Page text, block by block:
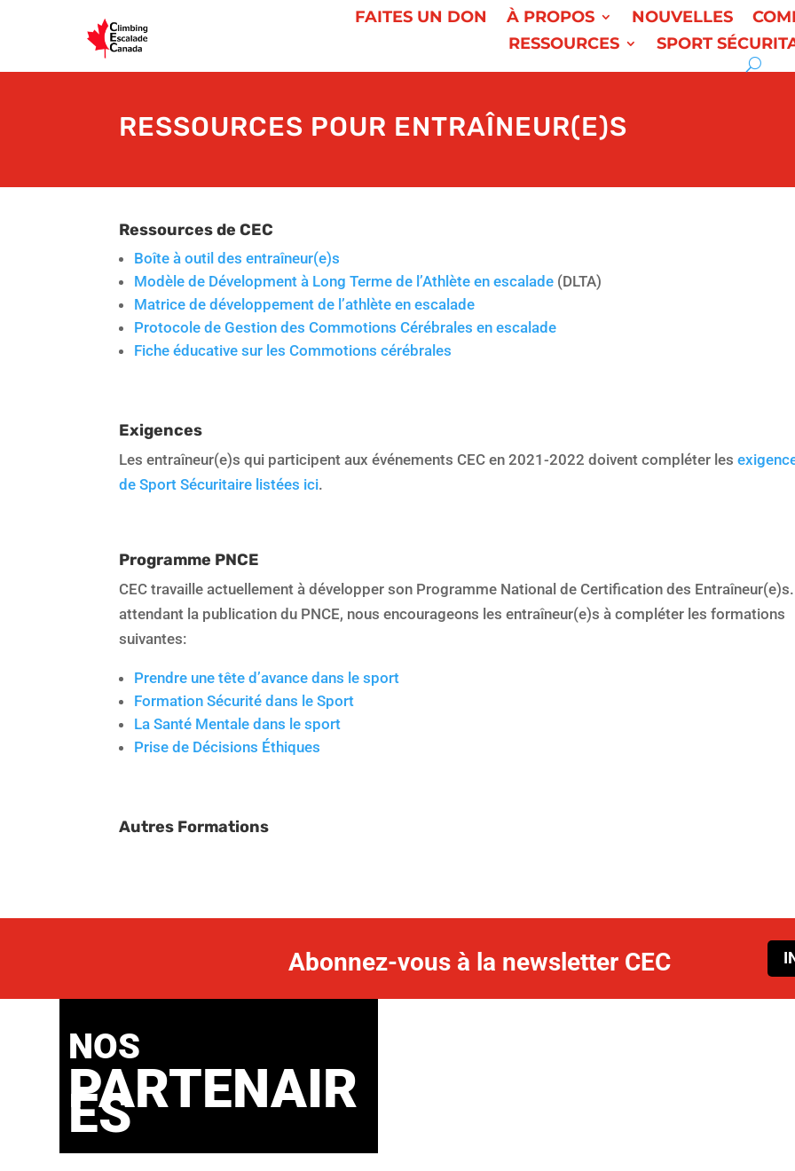
FAITES UN DON À PROPOS NOUVELLES
RESSOURCES
SPORT
RESSOURCES POUR ENTRAÎNEUR(E)S
Ressources de CEC
Boîte à outil des entraîneur(e)s
Modèle de Dévelopment à Long Terme de l’Athlète en escalade (DLTA)
Matrice de développement de l’athlète en escalade
Protocole de Gestion des Commotions Cérébrales en escalade
Fiche éducative sur les Commotions cérébrales
Exigences
Les entraîneur(e)s qui participent aux événements CEC en 2021-2022 doivent compléter les
de Sport Sécuritaire listées ici.
Programme PNCE
CEC travaille actuellement à développer son Programme National de Certification des
attendant la publication du PNCE, nous encourageons les entraîneur(e)s à compléter les formations
suivantes:
Prendre une tête d’avance dans le sport
Formation Sécurité dans le Sport
La Santé Mentale dans le sport
Prise de Décisions Éthiques
Autres Formations
Abonnez-vous à la newsletter CEC
NOS
PARTENAIR
ES